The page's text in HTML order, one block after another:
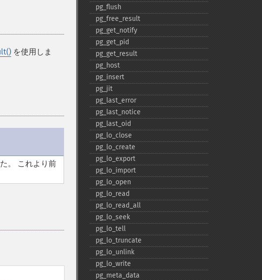
を使用しま
。 これより前
pg_​flush
pg_​free_​result
pg_​get_​notify
pg_​get_​pid
pg_​get_​result
pg_​host
pg_​insert
pg_​jit
pg_​last_​error
pg_​last_​notice
pg_​last_​oid
pg_​lo_​close
pg_​lo_​create
pg_​lo_​export
pg_​lo_​import
pg_​lo_​open
pg_​lo_​read
pg_​lo_​read_​all
pg_​lo_​seek
pg_​lo_​tell
pg_​lo_​truncate
pg_​lo_​unlink
pg_​lo_​write
pg_​meta_​data